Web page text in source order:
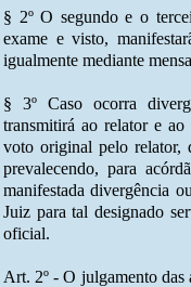
§ 2º O segundo e o
exame e visto,
igualmente mediante
§ 3º Caso ocorra
transmitirá ao relator e
voto original pelo relator,
prevalecendo, para
manifestada divergência
Juiz para tal designado
oficial.
Art. 2º - O julgamento das